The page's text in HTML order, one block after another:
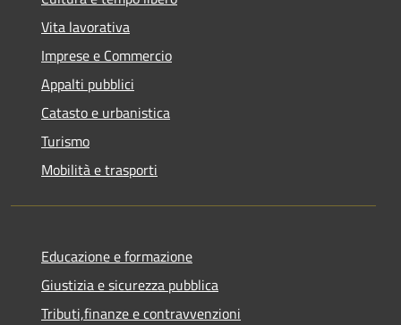
Vita lavorativa
Imprese e Commercio
Appalti pubblici
Catasto e urbanistica
Turismo
Mobilità e trasporti
Educazione e formazione
Giustizia e sicurezza pubblica
Tributi,finanze e contravvenzioni